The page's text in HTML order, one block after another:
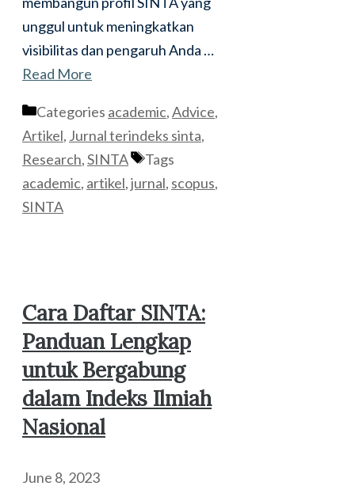
unggul untuk meningkatkan
visibilitas dan pengaruh Anda …
Read More
Categories academic,Advice,
Artikel, Jurnal terindeks sinta,
Research,SINTA
Tags
academic, artikel,jurnal, scopus,
SINTA
Cara Daftar SINTA:
Panduan Lengkap
untuk Bergabung
dalam Indeks Ilmiah
Nasional
June 8, 2023